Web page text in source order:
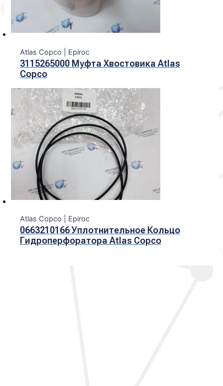
Atlas Copco | Epiroc
3115265000 Муфта Хвостовика Atlas
Copco
Atlas Copco | Epiroc
0663210166 Уплотнительное Кольцо
Гидроперфоратора Atlas Copco